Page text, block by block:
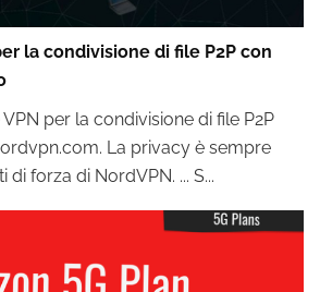
la condivisione di file P2P con
per la condivisione di file P2P
La privacy è sempre
forza di NordVPN. ... S...